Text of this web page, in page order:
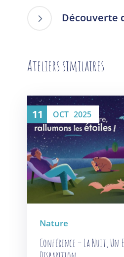
Découverte
Ateliers similaires
11 OCT 2025
Nature
Conférence – La Nuit, Un